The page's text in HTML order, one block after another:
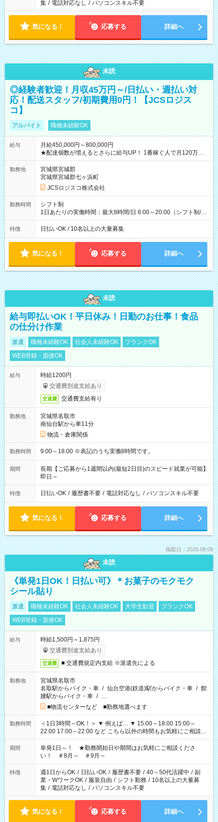
集 / 電話対応なし / パソコンスキル不要
気になる！ 応募する 詳細へ
未読
◎経験者歓迎！月収45万円～/日払い・週払い対
応！配送スタッフ/初期費用0円！【JCSロジス
コ】
アルバイト 職種未経験OK
給与
月給450,000円～800,000円
★配達個数が増えるとさらに給与UP！ 1番稼ぐ人で月120万ほ
ど！ ・主要都市エリア 月収55万円／週5日稼働 月収65万~112
万円／週6日稼働 ・地方郊外エリア 月収40万円／週5日稼働 月
収40万円~50万円／週6日稼働 ＜モデルイメージ＞ ■月収50万
円 (27歳男性/江東区在住)※元建築関係 1日150個配達×25日勤務
(日休み) ■月収80万円(43歳男性/墨田区在住)※元営業 1日200個
勤務地
宮城県宮城郡
宮城県宮城郡七ヶ浜町
JCSロジスコ株式会社
勤務時間
シフト制
1日あたりの実働時間：最大8時間/日 8:00～20:00（シフト制/実
働8時間） ※週5日勤務（場所次第では週4も有り） ※配達状況
によって時間外での勤務可能性有り ※案件により多少の前後あ
特徴 日払いOK / 10名以上の大量募集
気になる！ 応募する 詳細へ
未読
給与即払いOK！平日休み！日勤のお仕事！食品
の仕分け作業
派遣 職種未経験OK 社会人未経験OK
ブランクOK
WEB登録・面接OK
給与
時給1200円
交通費別途支給あり
交通費 交通費支給有り
勤務地
宮城県名取市
南仙台駅から車11分
物流・倉庫関係
勤務時間 9:00～18:00 ※表記のうち実働8時間です。
期間
長期【ご応募から1週間以内(最短2日目)のスピード就業が可能】
即日～
特徴 日払いOK / 履歴書不要 / 電話対応なし / パソコンスキル不要
気になる！ 応募する 詳細へ
掲載日：2026.08.09
未読
《単発1日OK！日払い可》＊お菓子のモクモク
シール貼り
派遣 職種未経験OK 社会人未経験OK 大学生歓迎
ブランクOK
WEB登録・面接OK
給与
時給1,500円～1,875円
交通費別途支給あり
交通費 ■ 交通費規定内支給 ※派遣先による
勤務地
宮城県名取市
名取駅からバイク・車 / 仙台空港(鉄道)駅からバイク・車 / 館
腰駅からバイク・車 / …
■物流センターなど ■勤務地選べます
勤務時間
＜1日3時間～OK！＞ ▼ 例えば… ▼ 15:00～18:00 15:00～
22:00 17:00～22:00 など こちら以外の時間もお気軽にご相談く
ださい！
期間
単発1日～！ ★勤務開始日や期間はお気軽にご相談くださ
い！ ＃8月～ ＃9月～
特徴 週1日からOK / 日払いOK / 履歴書不要 / 40～50代活躍中 / 副
業・WワークOK / 服装自由 / シフト勤務 / 10名以上の大量募
集 / 電話対応なし / パソコンスキル不要
気になる！ 応募する 詳細へ